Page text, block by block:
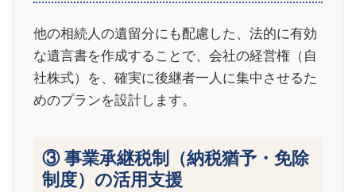
他の相続人の遺留分にも配慮した、法的に有効
な遺言書を作成することで、会社の経営権（自
社株式）を、確実に後継者一人に集中させるた
めのプランを設計します。
③ 事業承継税制（納税猶予・免除
制度）の活用支援